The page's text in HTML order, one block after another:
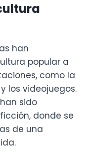
han
popular a
como la
los videojuegos.
sido
donde se
de una